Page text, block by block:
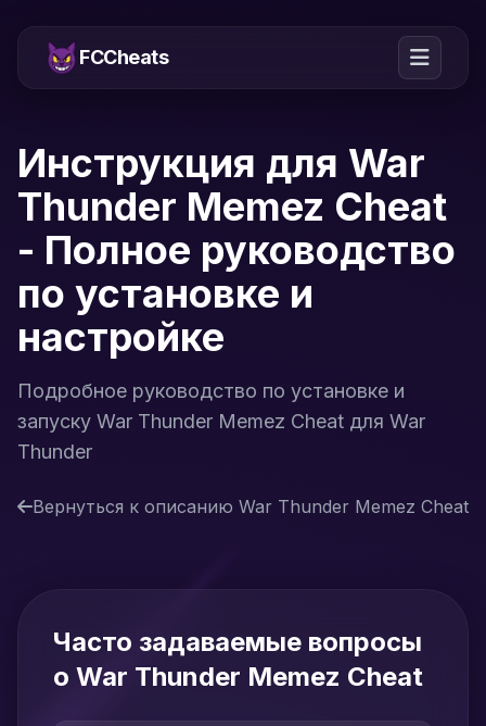
FCCheats
Инструкция для War
Thunder Memez Cheat
- Полное руководство
по установке и
настройке
Подробное руководство по установке и
запуску War Thunder Memez Cheat для War
Thunder
Вернуться к описанию War Thunder Memez Cheat
Часто задаваемые вопросы
о War Thunder Memez Cheat